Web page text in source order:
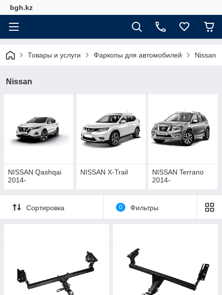
bgh.kz
Товары и услуги Фаркопы для автомобилей Nissan
Nissan
NISSAN Qashqai
2014-
NISSAN X-Trail
NISSAN Terrano
2014-
Сортировка 0 Фильтры